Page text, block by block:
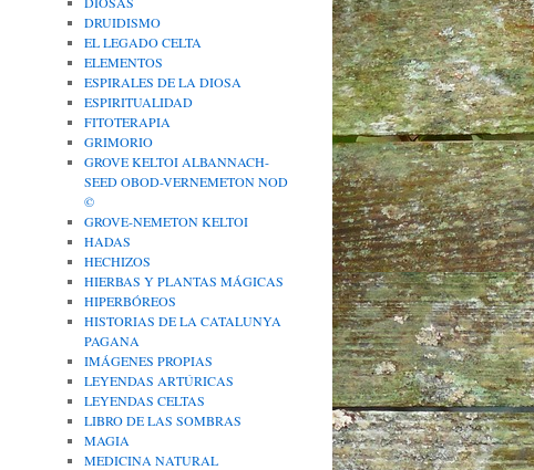
DRUIDISMO
EL LEGADO CELTA
ELEMENTOS
ESPIRALES DE LA DIOSA
ESPIRITUALIDAD
FITOTERAPIA
GRIMORIO
GROVE KELTOI ALBANNACH-
SEED OBOD-VERNEMETON NOD
©
GROVE-NEMETON KELTOI
HADAS
HECHIZOS
HIERBAS Y PLANTAS MÁGICAS
HIPERBÓREOS
HISTORIAS DE LA CATALUNYA
PAGANA
IMÁGENES PROPIAS
LEYENDAS ARTÚRICAS
LEYENDAS CELTAS
LIBRO DE LAS SOMBRAS
MAGIA
MEDICINA NATURAL